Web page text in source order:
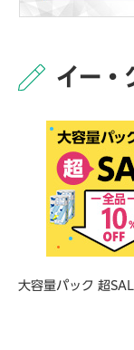
イー・
大容量パック 超